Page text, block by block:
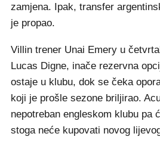
zamjena. Ipak, transfer
je propao.
Villin trener Unai Emery u
Lucas Digne, inače rezervna
ostaje u klubu, dok se čeka
koji je prošle sezone briljirao.
nepotreban engleskom klubu pa
stoga neće kupovati novog